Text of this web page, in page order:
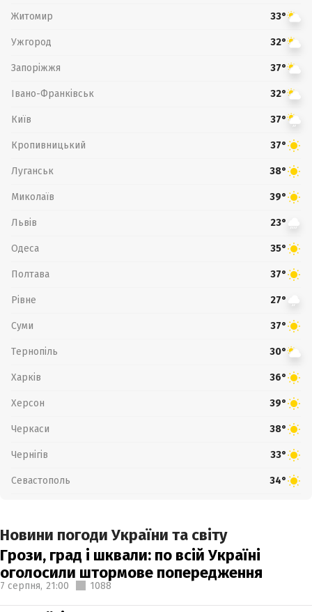
Житомир 33°
Ужгород 32°
Запоріжжя 37°
Івано-Франківськ 32°
Київ 37°
Кропивницький 37°
Луганськ 38°
Миколаїв 39°
Львів 23°
Одеса 35°
Полтава 37°
Рівне 27°
Суми 37°
Тернопіль 30°
Харків 36°
Херсон 39°
Черкаси 38°
Чернігів 33°
Севастополь 34°
Новини погоди України та світу
Грози, град і шквали: по всій Україні
оголосили штормове попередження
7 серпня, 21:00 1088